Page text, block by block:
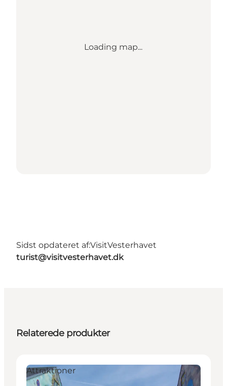
Loading map...
Sidst opdateret af:VisitVesterhavet
turist@visitvesterhavet.dk
Relaterede produkter
Attraktioner